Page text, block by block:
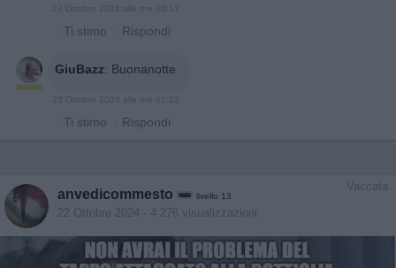
23 Ottobre 2024 alle ore 00:17
· Ti stimo · Rispondi
GiuBazz: Buonanotte
· Ti stimo · Rispondi
Vaccata
anvedicommesto livello 13
22 Ottobre 2024 - 4.276 visualizzazioni